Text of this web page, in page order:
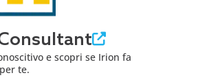
e scopri se Irion fa
per te.